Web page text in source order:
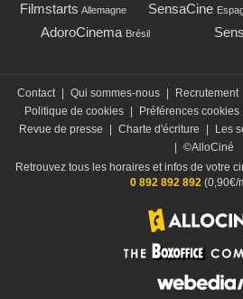
Filmstarts Allemagne SensaCine
AdoroCinema Brésil
Contact Qui sommes-nous Recrutement
Politique de cookies
Préférences cookies
Revue de presse
Charte d'écriture Les
©AlloCiné
Retrouvez tous les horaires et infos de votre
0 892 892 892(0,90€/